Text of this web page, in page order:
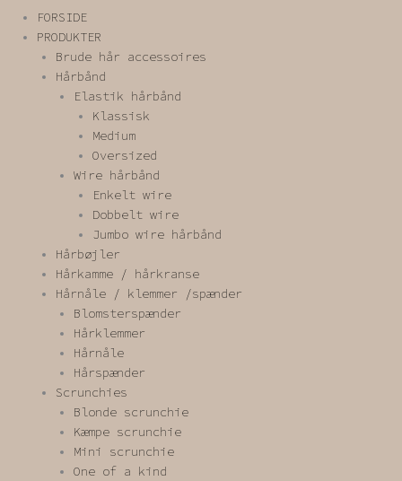
FORSIDE
PRODUKTER
Brude hår accessoires
Hårbånd
Elastik hårbånd
Klassisk
Medium
Oversized
Wire hårbånd
Enkelt wire
Dobbelt wire
Jumbo wire hårbånd
Hårbøjler
Hårkamme / hårkranse
Hårnåle / klemmer /spænder
Blomsterspænder
Hårklemmer
Hårnåle
Hårspænder
Scrunchies
Blonde scrunchie
Kæmpe scrunchie
Mini scrunchie
One of a kind